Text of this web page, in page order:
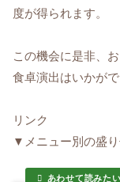
度が得られます。
この機会に是非、
食卓演出はいかが
リンク
▼メニュー別の盛